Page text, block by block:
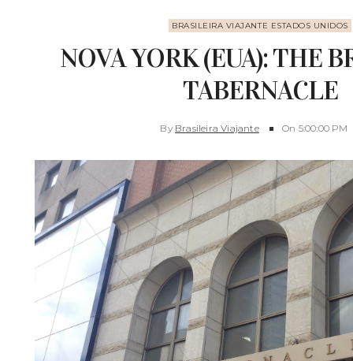
BRASILEIRA VIAJANTE ESTADOS UNIDOS
NOVA YORK (EUA): THE
TABERNACLE
By Brasileira Viajante On 5:00:00 PM